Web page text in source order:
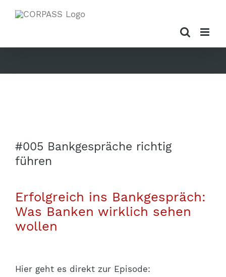
grösseres
Bild
#005 Bankgespräche richtig
führen
Erfolgreich ins Bankgespräch:
Was Banken wirklich sehen
wollen
Hier geht es direkt zur Episode: